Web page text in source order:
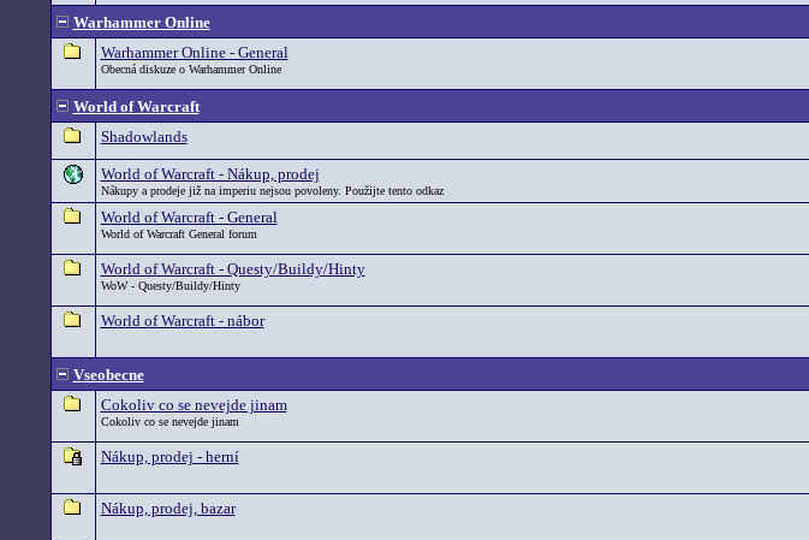
Warhammer Online
Warhammer Online - General
Obecná diskuze o Warhammer Online
World of Warcraft
Shadowlands
World of Warcraft - Nákup, prodej
Nákupy a prodeje již na imperiu nejsou povoleny. Použijte tento odkaz
World of Warcraft - General
World of Warcraft General forum
World of Warcraft - Questy/Buildy/Hinty
WoW - Questy/Buildy/Hinty
World of Warcraft - nábor
Vseobecne
Cokoliv co se nevejde jinam
Cokoliv co se nevejde jinam
Nákup, prodej - herní
Nákup, prodej, bazar